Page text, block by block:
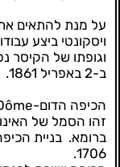
על מנת להתאים
ויסקונטי ביצע
וגופתו של הקיסר
ב-2 באפריל 1861.
הכיפה הדום-Dôme
זהו הסמל של
1706.